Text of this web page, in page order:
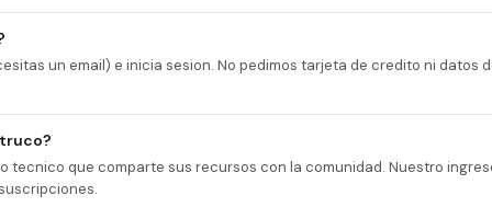
un email) e inicia sesion. No pedimos tarjeta de credito ni datos
tecnico que comparte sus recursos con la comunidad. Nuestro